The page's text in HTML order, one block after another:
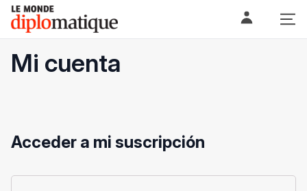
Skip
content
Le monde diplomatique
Mi cuenta
Acceder a mi suscripción